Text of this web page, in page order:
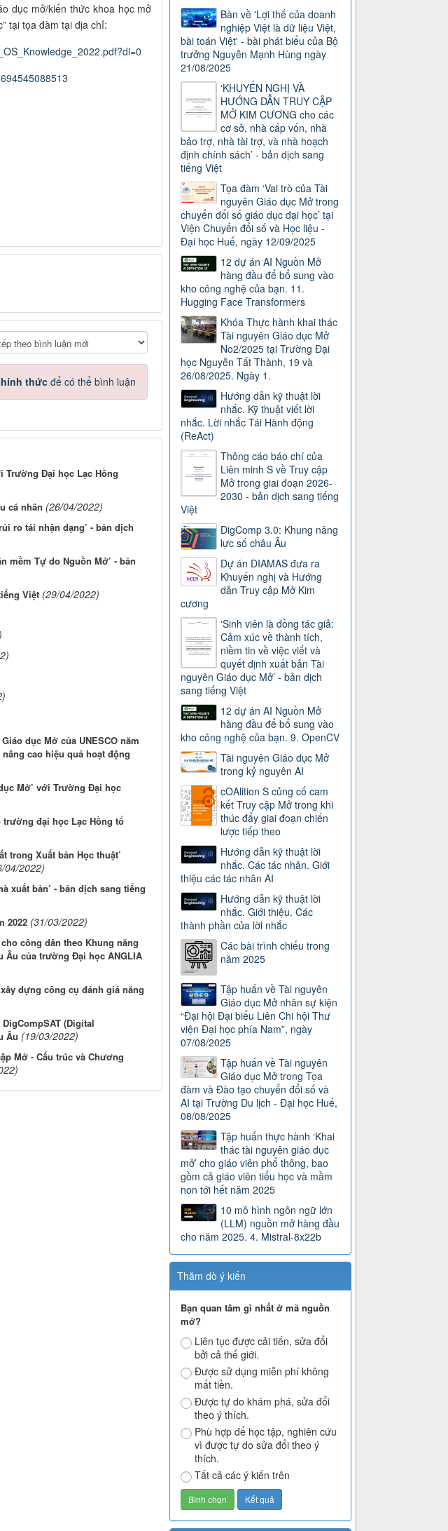
dục mở/kiến thức khoa học mở
tại tọa đàm tại địa chỉ:
thứcđể có thể bình luận
Trường Đại học Lạc Hồng
cá nhân (26/04/2022)
ro tái nhận dạng’ - bản dịch
mềm Tự do Nguồn Mở’ - bản
Việt (29/04/2022)
dục Mở của UNESCO năm
cao hiệu quả hoạt động
Mở’ với Trường Đại học
trường đại học Lạc Hồng tổ
trong Xuất bản Học thuật’
04/2022)
xuất bản’ - bản dịch sang tiếng
2022 (31/03/2022)
công dân theo Khung năng
Âu của trường Đại học ANGLIA
dựng công cụ đánh giá năng
(Digital
Âu (19/03/2022)
Mở - Cấu trúc và Chương
Bàn về 'Lợi thế của doanh
nghiệp Việt là dữ liệu Việt,
bài toán Việt' - bài phát biểu của Bộ
trưởng Nguyễn Mạnh Hùng ngày
21/08/2025
‘KHUYẾN NGHỊ VÀ
HƯỚNG DẪN TRUY CẬP
MỞ KIM CƯƠNG cho các
cơ sở, nhà cấp vốn, nhà
bảo trợ, nhà tài trợ, và nhà hoạch
định chính sách’ - bản dịch sang
tiếng Việt
Tọa đàm ‘Vai trò của Tài
nguyên Giáo dục Mở trong
chuyển đổi số giáo dục đại học’ tại
Viện Chuyển đổi số và Học liệu -
Đại học Huế, ngày 12/09/2025
12 dự án AI Nguồn Mở
hàng đầu để bổ sung vào
kho công nghệ của bạn. 11.
Hugging Face Transformers
Khóa Thực hành khai thác
Tài nguyên Giáo dục Mở
No2/2025 tại Trường Đại
học Nguyễn Tất Thành, 19 và
26/08/2025. Ngày 1.
Hướng dẫn kỹ thuật lời
nhắc. Kỹ thuật viết lời
nhắc. Lời nhắc Tái Hành động
(ReAct)
Thông cáo báo chí của
Liên minh S về Truy cập
Mở trong giai đoạn 2026-
2030 - bản dịch sang tiếng
Việt
DigComp 3.0: Khung năng
lực số châu Âu
Dự án DIAMAS đưa ra
Khuyến nghị và Hướng
dẫn Truy cập Mở Kim
cương
‘Sinh viên là đồng tác giả:
Cảm xúc về thành tích,
niềm tin về việc viết và
quyết định xuất bản Tài
nguyên Giáo dục Mở’ - bản dịch
sang tiếng Việt
12 dự án AI Nguồn Mở
hàng đầu để bổ sung vào
kho công nghệ của bạn. 9. OpenCV
Tài nguyên Giáo dục Mở
trong kỷ nguyên AI
cOAlition S củng cố cam
kết Truy cập Mở trong khi
thúc đẩy giai đoạn chiến
lược tiếp theo
Hướng dẫn kỹ thuật lời
nhắc. Các tác nhân. Giới
thiệu các tác nhân AI
Hướng dẫn kỹ thuật lời
nhắc. Giới thiệu. Các
thành phần của lời nhắc
Các bài trình chiếu trong
năm 2025
Tập huấn về Tài nguyên
Giáo dục Mở nhân sự kiện
“Đại hội Đại biểu Liên Chi hội Thư
viện Đại học phía Nam”, ngày
07/08/2025
Tập huấn về Tài nguyên
Giáo dục Mở trong Tọa
đàm và Đào tạo chuyển đổi số và
AI tại Trường Du lịch - Đại học Huế,
08/08/2025
Tập huấn thực hành ‘Khai
thác tài nguyên giáo dục
mở’ cho giáo viên phổ thông, bao
gồm cả giáo viên tiểu học và mầm
non tới hết năm 2025
10 mô hình ngôn ngữ lớn
(LLM) nguồn mở hàng đầu
cho năm 2025. 4. Mistral-8x22b
Thăm dò ý kiến
Bạn quan tâm gì nhất ở mã nguồn
mở?
Liên tục được cải tiến, sửa đổi
bởi cả thế giới.
Được sử dụng miễn phí không
mất tiền.
Được tự do khám phá, sửa đổi
theo ý thích.
Phù hợp để học tập, nghiên cứu
vì được tự do sửa đổi theo ý
thích.
Tất cả các ý kiến trên